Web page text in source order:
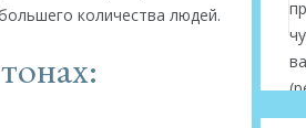
количества людей.